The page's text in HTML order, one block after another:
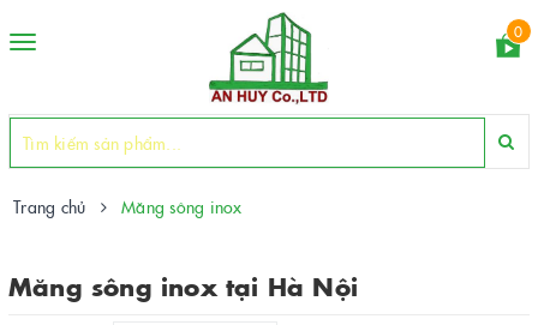
Toggle
0
Trang chủ Măng sông inox
Măng sông inox tại Hà Nội